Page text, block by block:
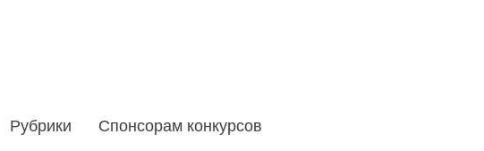
Рубрики Спонсорам конкурсов